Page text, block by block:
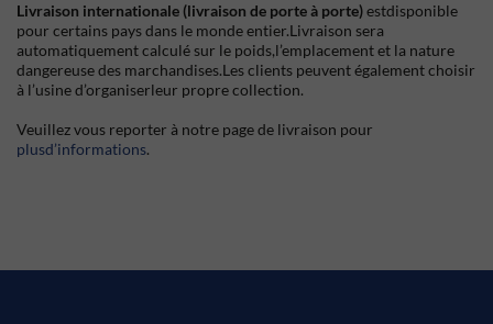
Livraison internationale (livraison de porte à porte)estdisponible
pour certains pays dans le monde entier.Livraison sera
automatiquement calculé sur le poids,l’emplacement et la nature
dangereuse des marchandises.Les clients peuvent également choisir
à l’usine d’organiserleur propre collection.
Veuillez vous reporter à notre page de livraison pour
plusd’informations.